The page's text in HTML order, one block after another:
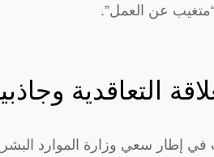
عن العمل”.
التعاقدية
في إطار سعي وزارة الموارد